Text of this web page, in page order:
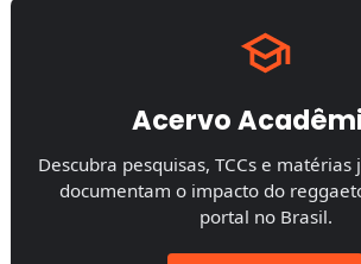
Acervo
Descubra pesquisas, TCCs e
documentam o impacto do
portal no Brasil.